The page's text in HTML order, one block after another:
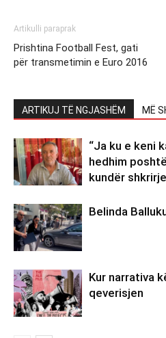
Artikulli paraprak
Prishtina Football Fest, gati
për transmetimin e Euro 2016
ARTIKUJ TË NGJASHËM MË
“Ja ku e keni
hedhim
kundër
Belinda
Kur narrativa
qeverisjen